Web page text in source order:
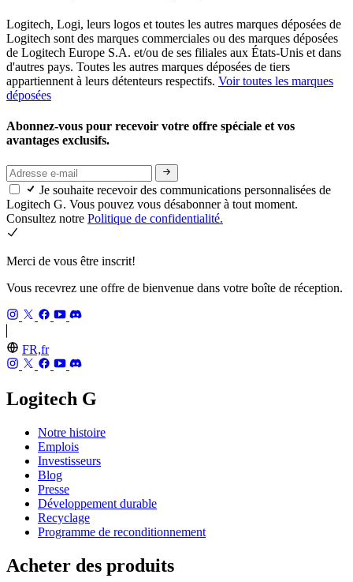
Logitech, Logi, leurs logos et toutes les autres marques déposées de
Logitech sont des marques commerciales ou des marques déposées
de Logitech Europe S.A. et/ou de ses filiales aux États-Unis et dans
d'autres pays. Toutes les autres marques déposées de tiers
appartiennent à leurs détenteurs respectifs. Voir toutes les marques
déposées
Abonnez-vous pour recevoir votre offre spéciale et vos
avantages exclusifs.
Je souhaite recevoir des communications personnalisées de
Logitech G. Vous pouvez vous désabonner à tout moment.
Consultez notre Politique de confidentialité.
Merci de vous être inscrit!
Vous recevrez une offre de bienvenue dans votre boîte de réception.
FR,fr
Logitech G
Notre histoire
Emplois
Investisseurs
Blog
Presse
Développement durable
Recyclage
Programme de reconditionnement
Acheter des produits